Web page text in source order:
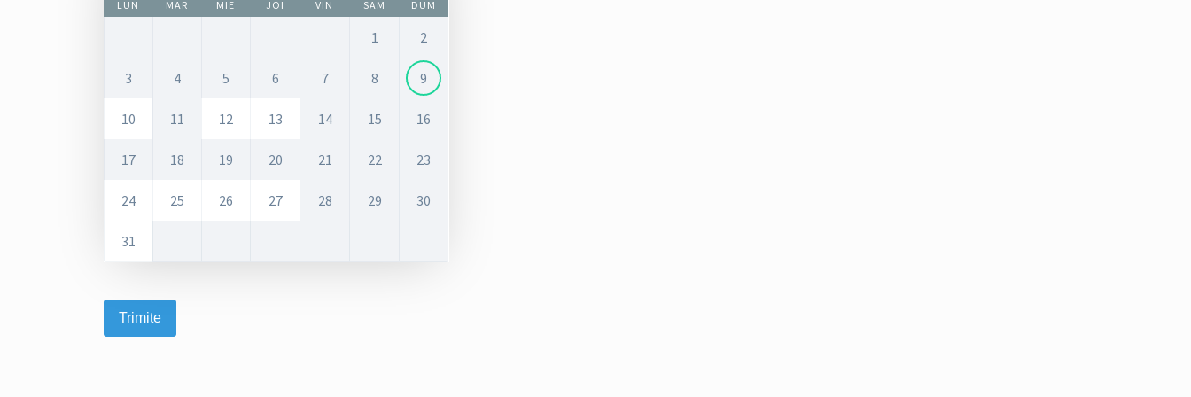
LUN MAR MIE JOI VIN SAM DUM
1 2
3 4 5 6 7 8 9
10 11 12 13 14 15 16
17 18 19 20 21 22 23
24 25 26 27 28 29 30
31